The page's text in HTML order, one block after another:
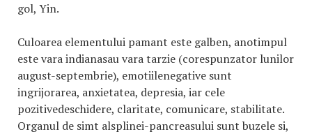
gol, Yin.
Culoarea elementului pamant este galben, anotimpul
este vara indianasau vara tarzie (corespunzator lunilor
august-septembrie), emotiilenegative sunt
ingrijorarea, anxietatea, depresia, iar cele
pozitivedeschidere, claritate, comunicare, stabilitate.
Organul de simt alsplinei-pancreasului sunt buzele si,